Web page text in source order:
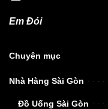
Em Đói
Chuyên mục
Nhà Hàng Sài Gòn
Đồ Uống Sài Gòn